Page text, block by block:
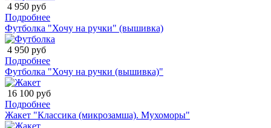
4 950 руб
Подробнее
Футболка "Хочу на ручки" (вышивка)
4 950 руб
Подробнее
Футболка "Хочу на ручки (вышивка)"
16 100 руб
Подробнее
Жакет "Классика (микрозамша). Мухоморы"